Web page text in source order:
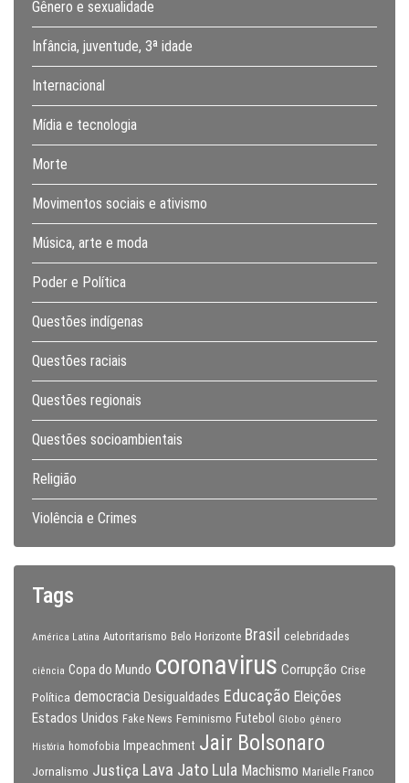
Gênero e sexualidade
Infância, juventude, 3ª idade
Internacional
Mídia e tecnologia
Morte
Movimentos sociais e ativismo
Música, arte e moda
Poder e Política
Questões indígenas
Questões raciais
Questões regionais
Questões socioambientais
Religião
Violência e Crimes
Tags
América Latina Autoritarismo Belo Horizonte Brasil celebridades
ciência Copa do Mundo coronavirus Corrupção Crise
Política democracia Desigualdades Educação Eleições
Estados Unidos Fake News Feminismo Futebol Globo gênero
História homofobia Impeachment Jair Bolsonaro
Jornalismo Justiça Lava Jato Lula Machismo Marielle Franco